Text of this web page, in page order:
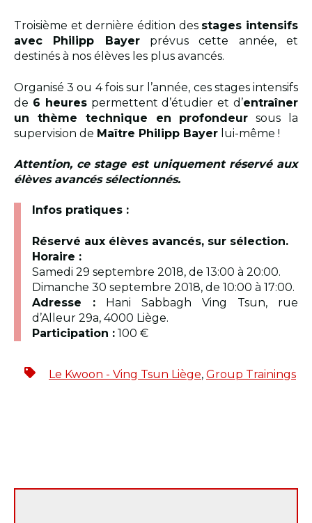
Troisième et dernière édition des stages intensifs
avec Philipp Bayerprévus cette année, et
destinés à nos élèves les plus avancés.
Organisé 3 ou 4 fois sur l’année, ces stages intensifs
de 6 heurespermettent d’étudier et d’entraîner
un thème technique en profondeur sous la
supervision de Maître Philipp Bayer lui-même !
Attention, ce stage est uniquement réservé aux
élèves avancés sélectionnés.
Infos pratiques :
Réservé aux élèves avancés, sur sélection.
Horaire :
Samedi 29 septembre 2018, de 13:00 à 20:00.
Dimanche 30 septembre 2018, de 10:00 à 17:00.
Adresse : Hani Sabbagh Ving Tsun, rue
d’Alleur 29a, 4000 Liège.
Participation : 100 €
Le Kwoon - Ving Tsun Liège, Group Trainings